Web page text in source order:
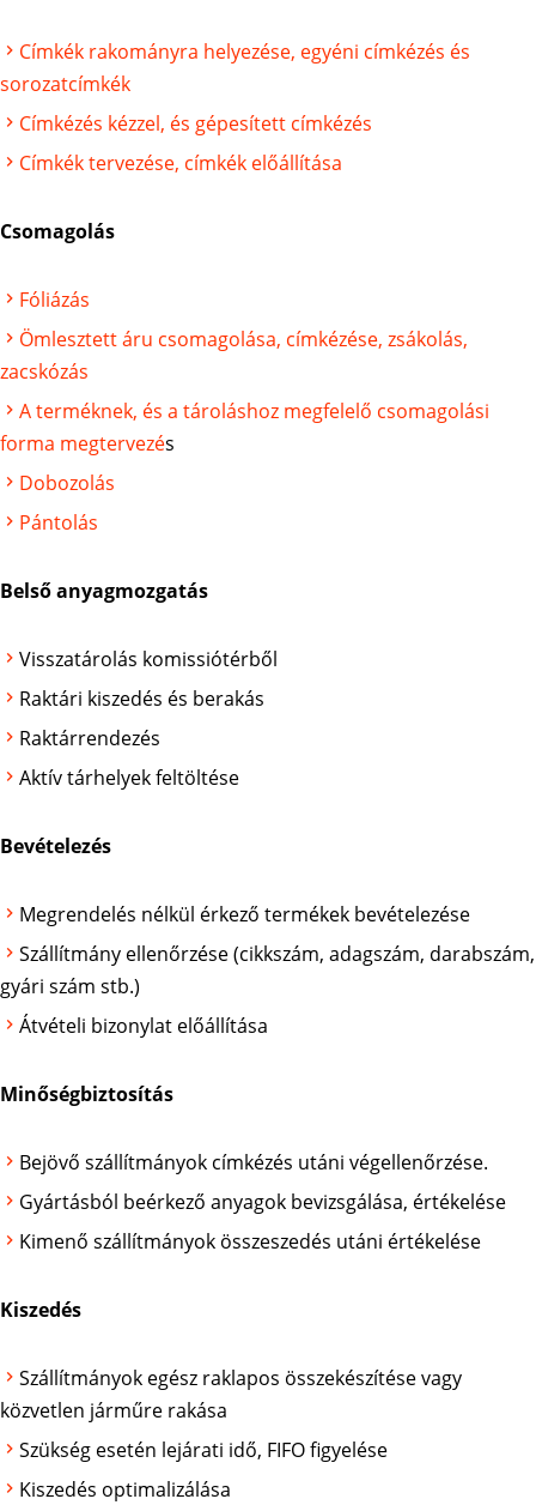
Címkék rakományra helyezése, egyéni címkézés és
sorozatcímkék
Címkézés kézzel, és gépesített címkézés
Címkék tervezése, címkék előállítása
Csomagolás
Fóliázás
Ömlesztett áru csomagolása, címkézése, zsákolás,
zacskózás
A terméknek, és a tároláshoz megfelelő csomagolási
forma megtervezés
Dobozolás
Pántolás
Belső anyagmozgatás
Visszatárolás komissiótérből
Raktári kiszedés és berakás
Raktárrendezés
Aktív tárhelyek feltöltése
Bevételezés
Megrendelés nélkül érkező termékek bevételezése
Szállítmány ellenőrzése (cikkszám, adagszám, darabszám,
gyári szám stb.)
Átvételi bizonylat előállítása
Minőségbiztosítás
Bejövő szállítmányok címkézés utáni végellenőrzése.
Gyártásból beérkező anyagok bevizsgálása, értékelése
Kimenő szállítmányok összeszedés utáni értékelése
Kiszedés
Szállítmányok egész raklapos összekészítése vagy
közvetlen járműre rakása
Szükség esetén lejárati idő, FIFO figyelése
Kiszedés optimalizálása